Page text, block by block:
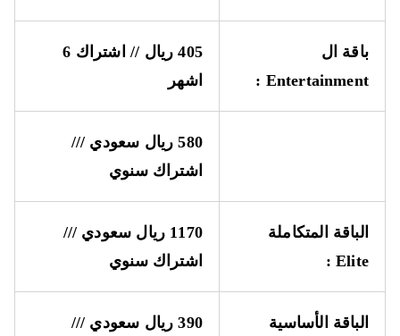
باقة ال
Entertainment
:
405 ريال // اشتراك 6
اشهر
580 ريال سعودي ///
اشتراك سنوي
الباقة المتكاملة
Elite
:
1170 ريال سعودي ///
اشتراك سنوي
الباقة الأساسية
390 ريال سعودي ///